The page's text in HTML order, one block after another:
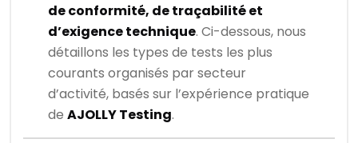
de conformité, de traçabilité et
d’exigence technique. Ci-dessous, nous
détaillons les types de tests les plus
courants organisés par secteur
d’activité, basés sur l’expérience pratique
deAJOLLY Testing.